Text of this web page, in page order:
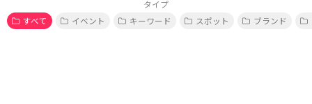
タイプ
すべて
イベント キーワード スポット ブランド